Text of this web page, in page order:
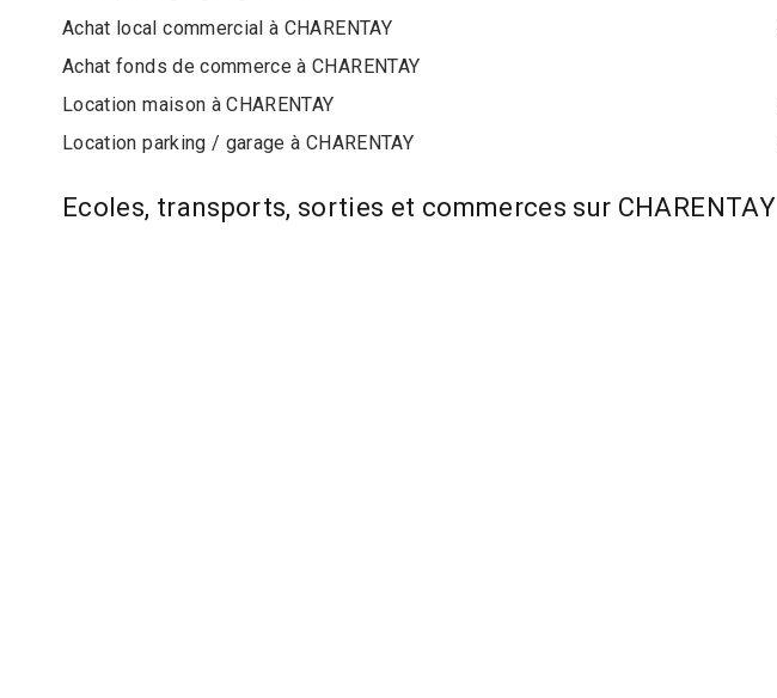
Achat local commercial à CHARENTAY
Achat fonds de commerce à CHARENTAY
Location maison à CHARENTAY
Location parking / garage à CHARENTAY
Ecoles, transports, sorties et commerces sur CHARENTAY